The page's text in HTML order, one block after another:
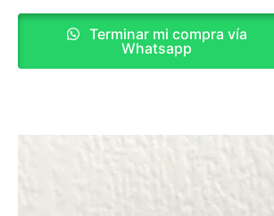
Terminar mi compra vía
Whatsapp